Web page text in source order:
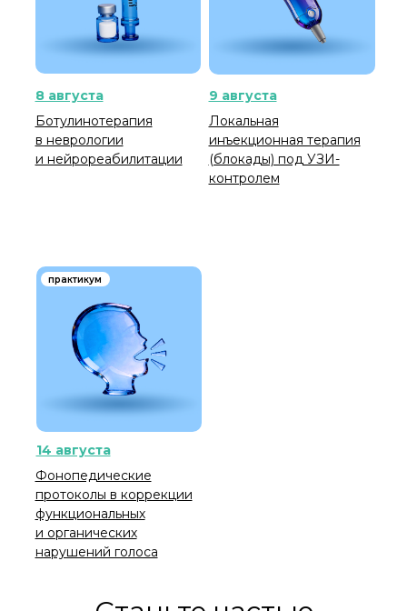
8 августа
Ботулинотерапия
в неврологии
и нейрореабилитации
9 августа
Локальная
инъекционная терапия
(блокады) под УЗИ-
контролем
Фонопедические
протоколы в коррекции
функциональных
и органических
нарушений голоса
14 августа
практикум